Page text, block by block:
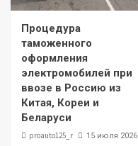
Процедура
таможенного
оформления
электромобилей при
ввозе в Россию из
Китая, Кореи и
Беларуси
proauto125_r 15 июля 2026